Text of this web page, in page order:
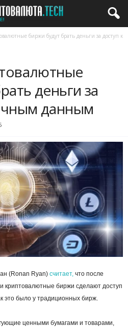
биржи будут брать деньги за доступ к
деньги за
данным
(Ronan Ryan) считает, что после
криптовалютные биржи сделают доступ
было у традиционных бирж.
ценными бумагами и товарами,